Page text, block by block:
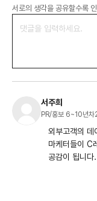
서로의 생각을 공유할수록
서주희
PR/홍보 6~10년차
외부고객의
마케터들이 C
공감이 됩니다.